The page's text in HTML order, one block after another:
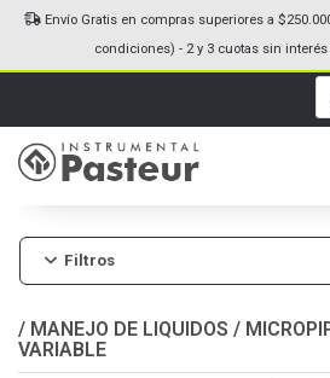
Envío Gratis en compras superiores a
condiciones) - 2 y 3 cuotas sin
Filtros
/ MANEJO DE LIQUIDOS /
VARIABLE